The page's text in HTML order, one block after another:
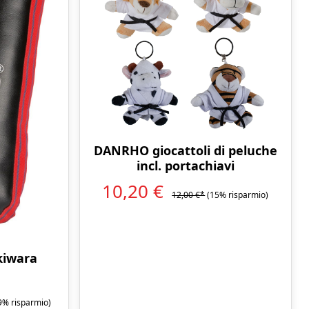
risparmio)
DANRHO giocattoli di peluche
incl. portachiavi
10,20 € 12,00 €*(15% risparmio)